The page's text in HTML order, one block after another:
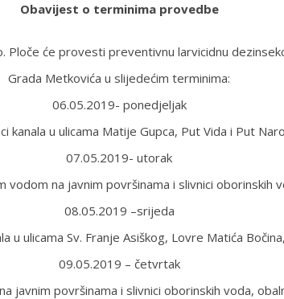
Obavijest o terminima provedbe
Ploče će provesti preventivnu larvicidnu
Grada Metkovića u slijedećim terminima:
06.05.2019- ponedjeljak
kanala u ulicama Matije Gupca, Put Vida i Put
07.05.2019- utorak
na javnim površinama i slivnici oborinskih
08.05.2019 –srijeda
u ulicama Sv. Franje Asiškog, Lovre Matića
09.05.2019 – četvrtak
javnim površinama i slivnici oborinskih voda,